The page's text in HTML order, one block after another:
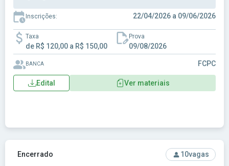
Inscrições: 22/04/2026 a 09/06/2026
Taxa
de R$ 120,00 a R$ 150,00
Prova
09/08/2026
BANCA FCPC
Edital Ver materiais
Ver concurso: Câmara de Beberibe-CE - Câmara Municipal
Encerrado 10vagas